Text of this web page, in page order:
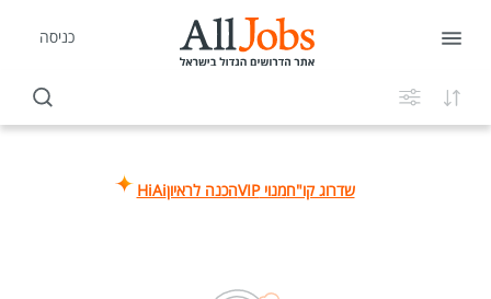
כניסה
שדרוג קו"חמנוי VIP הכנה לראיוןHiAi